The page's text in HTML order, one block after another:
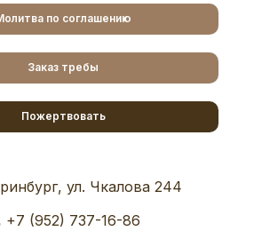
по соглашению
Заказ требы
Пожертвовать
ул. Чкалова 244
+7 (952) 737-16-86